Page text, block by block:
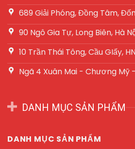
689 Giải Phóng, Đồng Tâm,
90 Ngô Gia Tự, Long Biên, Hà
10 Trần Thái Tông, Cầu GIấy,
Ngã 4 Xuân Mai - Chương Mỹ
DANH MỤC SẢN PHẨM
DANH MỤC SẢN PHẨM